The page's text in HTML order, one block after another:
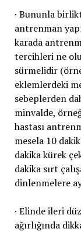
· Bununla
antrenman
karada
tercihleri ne
sürmelidir
eklemlerdeki
sebeplerden
minvalde,
hastası
mesela 10
dakika kürek
dakika sırt
dinlenmelere
· Elinde ileri
ağırlığında